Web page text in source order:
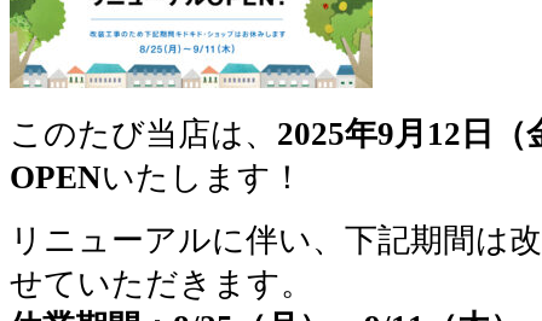
このたび当店は、 2025年9月12日
OPENいたします！
リニューアルに伴い、下記期間は
せていただきます。